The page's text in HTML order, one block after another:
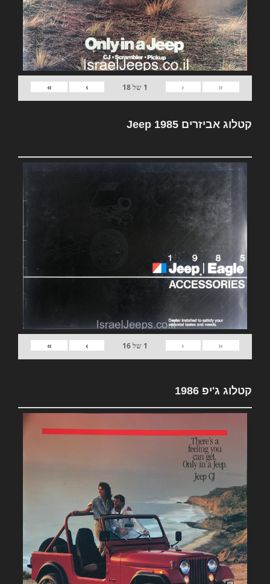
«
‹
1 של18
›
»
קטלוג אביזרים Jeep 1985
«
‹
1 של16
›
»
קטלוג ג'יפ 1986